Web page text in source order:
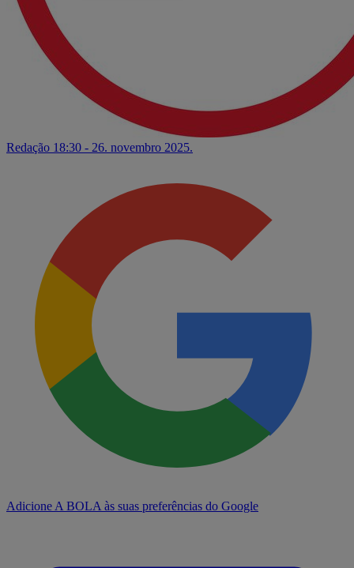
Redação 18:30 - 26. novembro 2025.
Adicione A BOLA às suas preferências do Google